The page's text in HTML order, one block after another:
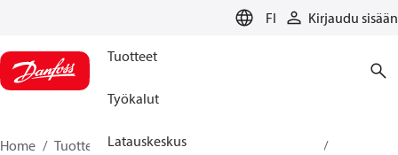
FI Kirjaudu sisään
Tuotteet
Työkalut
Latauskeskus
Home Tuotteet
Climate Solutions jäähdytykseen